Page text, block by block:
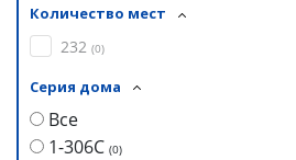
Количество мест
232 (0)
Серия дома
Все
1-306С (0)